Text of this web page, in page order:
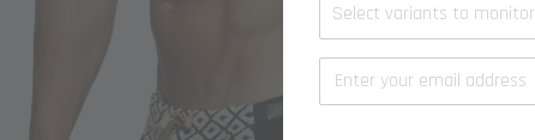
Select variants to monitor